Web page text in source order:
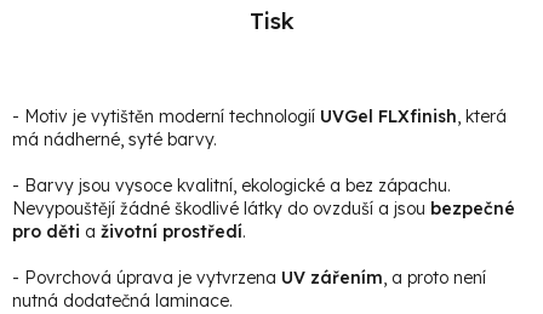
Tisk
- Motiv je vytištěn moderní technologií UVGel FLXfinish, která
má nádherné, syté barvy.
- Barvy jsou vysoce kvalitní, ekologické a bez zápachu.
Nevypouštějí žádné škodlivé látky do ovzduší a jsou bezpečné
pro děti a životní prostředí.
- Povrchová úprava je vytvrzena UV zářením, a proto není
nutná dodatečná laminace.